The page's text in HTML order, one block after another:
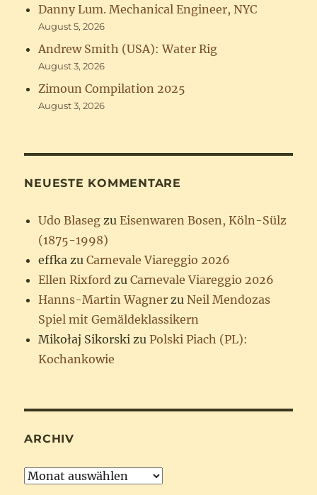
Danny Lum. Mechanical Engineer, NYC
August 5, 2026
Andrew Smith (USA): Water Rig
August 3, 2026
Zimoun Compilation 2025
August 3, 2026
NEUESTE KOMMENTARE
Udo Blaseg zuEisenwaren Bosen, Köln-Sülz
(1875-1998)
effka zuCarnevale Viareggio 2026
Ellen Rixford zuCarnevale Viareggio 2026
Hanns-Martin Wagner zuNeil Mendozas
Spiel mit Gemäldeklassikern
Mikołaj Sikorski zuPolski Piach (PL):
Kochankowie
ARCHIV
Archiv